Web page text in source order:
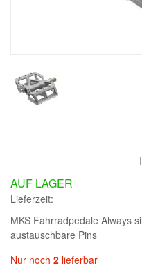
AUF LAGER
Lieferzeit:
MKS Fahrradpedale Always
austauschbare Pins
Nur noch 2 lieferbar